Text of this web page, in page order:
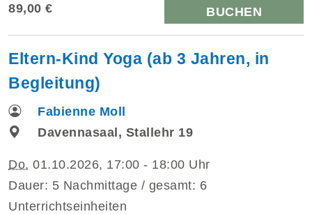
89,00 € BUCHEN
Eltern-Kind Yoga (ab 3 Jahren, in
Begleitung)
Fabienne Moll
Davennasaal, Stallehr 19
Do. 01.10.2026, 17:00 - 18:00 Uhr
Dauer: 5 Nachmittage / gesamt: 6
Unterrichtseinheiten